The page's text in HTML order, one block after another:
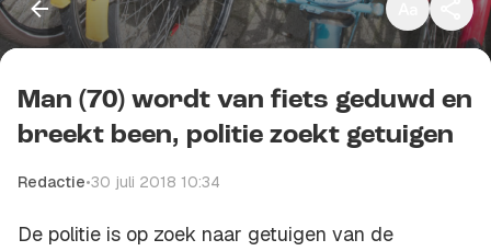
Kopieer link
Man (70) wordt van fiets geduwd en
breekt been, politie zoekt getuigen
Redactie•30 juli 2018 10:34
De politie is op zoek naar getuigen van de